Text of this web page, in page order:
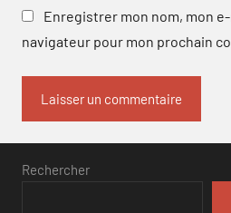
Enregistrer mon nom, mon
navigateur pour mon prochain
Rechercher